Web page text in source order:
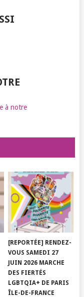
à notre
[REPORTÉE] RENDEZ-
VOUS SAMEDI 27
JUIN 2026 MARCHE
DES FIERTÉS
LGBTQIA+ DE PARIS
ÎLE-DE-FRANCE